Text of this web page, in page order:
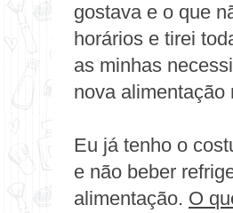
gostava e o que
horários e tirei
as minhas
nova alimentação
Eu já tenho o
e não beber
alimentação. O